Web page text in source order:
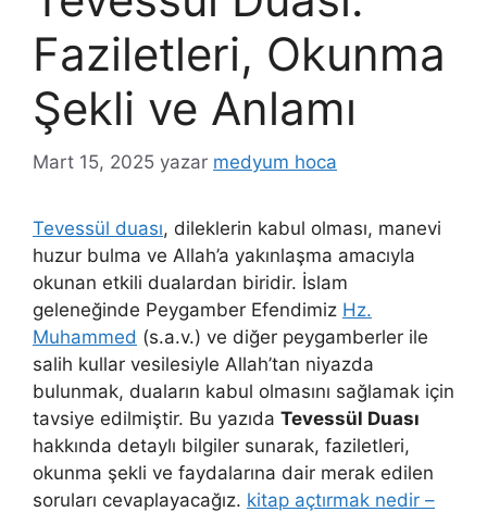
Faziletleri, Okunma
Şekli ve Anlamı
Mart 15, 2025 yazar medyum hoca
Tevessül duası, dileklerin kabul olması, manevi
huzur bulma ve Allah’a yakınlaşma amacıyla
okunan etkili dualardan biridir. İslam
geleneğinde Peygamber Efendimiz Hz.
Muhammed (s.a.v.) ve diğer peygamberler ile
salih kullar vesilesiyle Allah’tan niyazda
bulunmak, duaların kabul olmasını sağlamak için
tavsiye edilmiştir. Bu yazıda Tevessül Duası
hakkında detaylı bilgiler sunarak, faziletleri,
okunma şekli ve faydalarına dair merak edilen
soruları cevaplayacağız. kitap açtırmak nedir –